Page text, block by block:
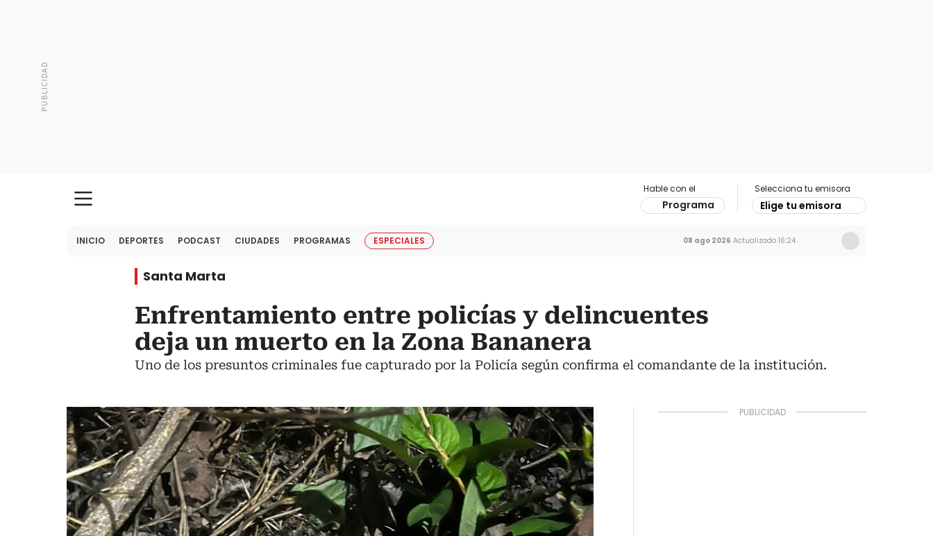
Hable con el
Programa
Selecciona tu emisora
Elige tu emisora
INICIO DEPORTES PODCAST CIUDADES PROGRAMAS ESPECIALES 08 ago 2026 Actualizado 16:24
Santa Marta
Enfrentamiento entre policías y delincuentes
deja un muerto en la Zona Bananera
Uno de los presuntos criminales fue capturado por la Policía según confirma el comandante de la institución.